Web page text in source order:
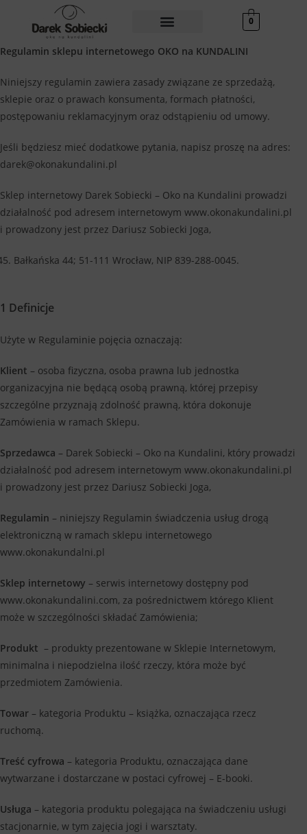
0
Regulamin sklepu internetowego OKO na KUNDALINI
Niniejszy regulamin zawiera zasady związane ze sprzedażą,
sklepie oraz o prawach konsumenta, formach płatności,
postępowaniu reklamacyjnym oraz odstąpieniu od umowy.
Jeśli będziesz mieć dodatkowe pytania, napisz proszę na adres:
darek@okonakundalini.pl
Sklep internetowy Darek Sobiecki – Oko na Kundalini prowadzi
działalność pod adresem internetowym www.okonakundalini.pl
i prowadzony jest przez Dariusz Sobiecki Joga,
Bałkańska 44; 51-111 Wrocław, NIP 839-288-0045.
1 Definicje
Użyte w Regulaminie pojęcia oznaczają:
Klient – osoba fizyczna, osoba prawna lub jednostka
organizacyjna nie będącą osobą prawną, której przepisy
szczególne przyznają zdolność prawną, która dokonuje
Zamówienia w ramach Sklepu.
Sprzedawca – Darek Sobiecki – Oko na Kundalini, który prowadzi
działalność pod adresem internetowym www.okonakundalini.pl
i prowadzony jest przez Dariusz Sobiecki Joga,
Regulamin – niniejszy Regulamin świadczenia usług drogą
elektroniczną w ramach sklepu internetowego
www.okonakundalni.pl
Sklep internetowy – serwis internetowy dostępny pod
www.okonakundalini.com, za pośrednictwem którego Klient
może w szczególności składać Zamówienia;
Produkt – produkty prezentowane w Sklepie Internetowym,
minimalna i niepodzielna ilość rzeczy, która może być
przedmiotem Zamówienia.
Towar – kategoria Produktu – książka, oznaczająca rzecz
ruchomą.
Treść cyfrowa – kategoria Produktu, oznaczająca dane
wytwarzane i dostarczane w postaci cyfrowej – E-booki.
Usługa – kategoria produktu polegająca na świadczeniu usługi
stacjonarnie, w tym zajęcia jogi i warsztaty.